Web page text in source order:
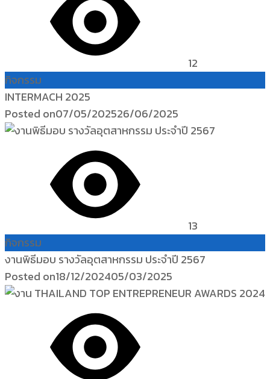
12
กิจกรรม
INTERMACH 2025
Posted on07/05/202526/06/2025
13
กิจกรรม
งานพิธีมอบ รางวัลอุตสาหกรรม ประจำปี 2567
Posted on18/12/202405/03/2025